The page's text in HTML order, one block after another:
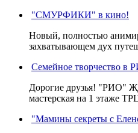
"СМУРФИКИ" в кино!
Новый, полностью
захватывающем дух
Семейное творчество в
Дорогие друзья!
мастерская на 1 этаже
"Мамины секреты с